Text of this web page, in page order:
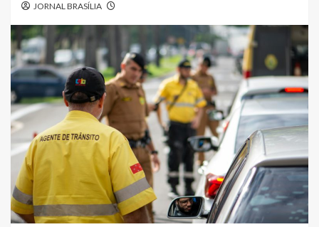
JORNAL BRASÍLIA